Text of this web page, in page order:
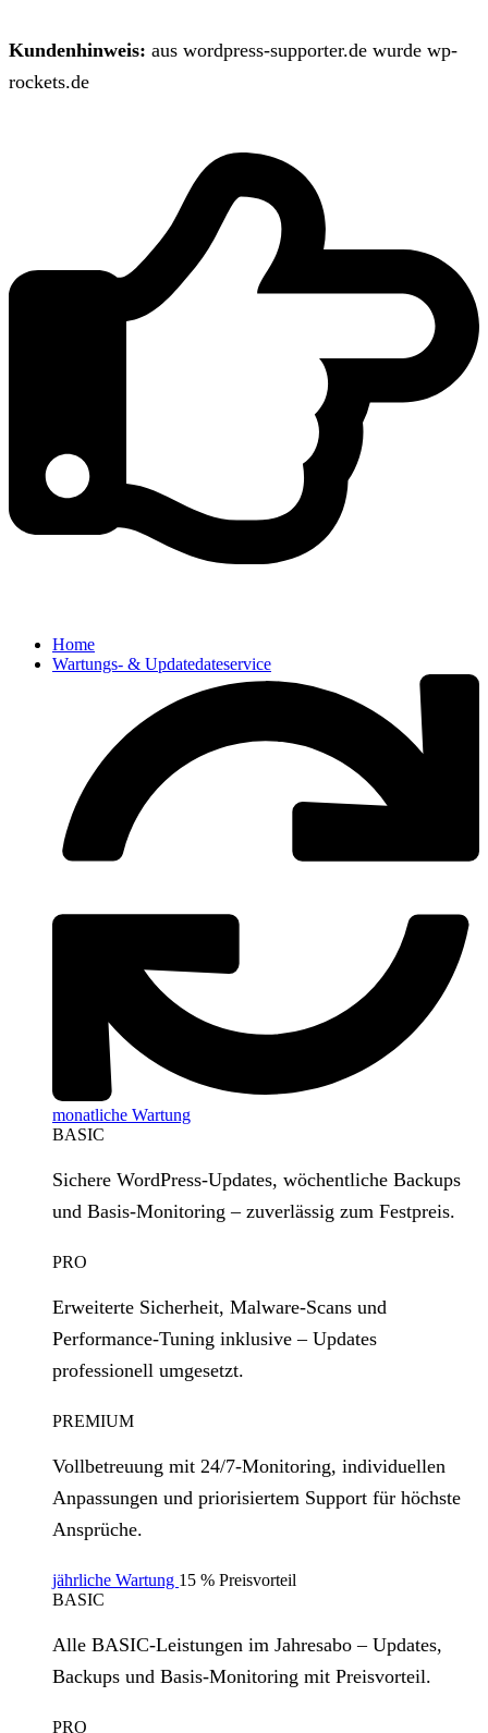
Kundenhinweis: aus wordpress-supporter.de wurde wp-
rockets.de
Home
Wartungs- & Updatedateservice
monatliche Wartung
BASIC
Sichere WordPress‑Updates, wöchentliche Backups
und Basis‑Monitoring – zuverlässig zum Festpreis.
PRO
Erweiterte Sicherheit, Malware‑Scans und
Performance‑Tuning inklusive – Updates
professionell umgesetzt.
PREMIUM
Vollbetreuung mit 24/7‑Monitoring, individuellen
Anpassungen und priorisiertem Support für höchste
Ansprüche.
jährliche Wartung 15 % Preisvorteil
BASIC
Alle BASIC‑Leistungen im Jahresabo – Updates,
Backups und Basis‑Monitoring mit Preisvorteil.
PRO